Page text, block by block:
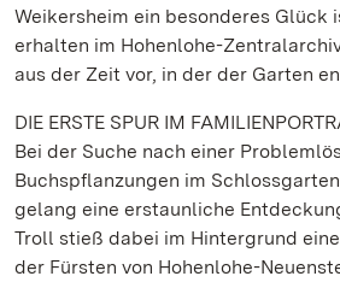
Weikersheim ein besonderes Glück
erhalten im Hohenlohe-
aus der Zeit vor, in der der Garten
DIE ERSTE SPUR IM
Bei der Suche nach einer
Buchspflanzungen im
gelang eine erstaunliche
Troll stieß dabei im Hintergrund
der Fürsten von Hohenlohe-